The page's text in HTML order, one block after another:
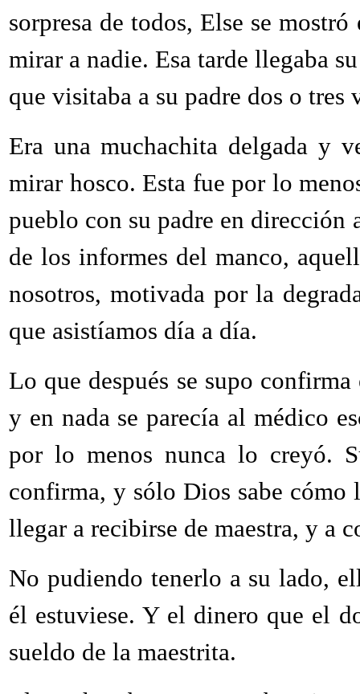
sorpresa de todos, Else se
mirar a nadie. Esa tarde llegaba
que visitaba a su padre dos o tres
Era una muchachita delgada y
mirar hosco. Esta fue por lo
pueblo con su padre en dirección
de los informes del manco,
nosotros, motivada por la
que asistíamos día a día.
Lo que después se supo
y en nada se parecía al médico
por lo menos nunca lo creyó.
confirma, y sólo Dios sabe cómo
llegar a recibirse de maestra, y a
No pudiendo tenerlo a su lado,
él estuviese. Y el dinero que el
sueldo de la maestrita.